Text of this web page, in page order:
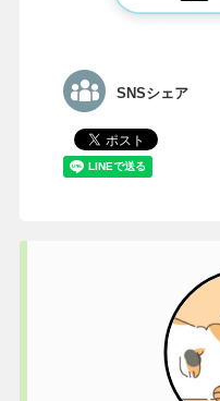
SNSシェア